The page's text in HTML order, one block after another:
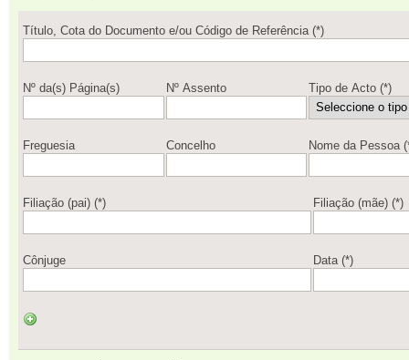
Título, Cota do Documento e/ou Código de Referência (*)
Nº da(s) Página(s) Nº Assento Tipo de Acto (*)
Freguesia Concelho Nome da Pessoa
Filiação (pai) (*) Filiação (mãe) (*)
Cônjuge Data (*)